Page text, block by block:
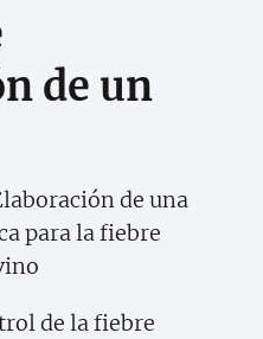
de un
de una
para la fiebre
de la fiebre